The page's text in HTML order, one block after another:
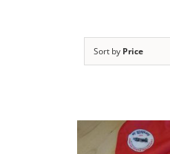
Sort by Price